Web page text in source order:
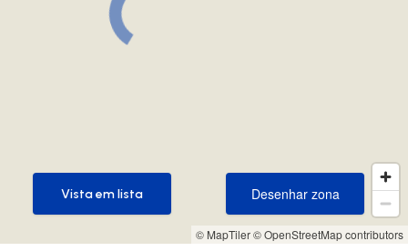
© MapTiler© OpenStreetMap contributors
Desenhar zona
Desenhar zona
Vista em lista
Vista em lista